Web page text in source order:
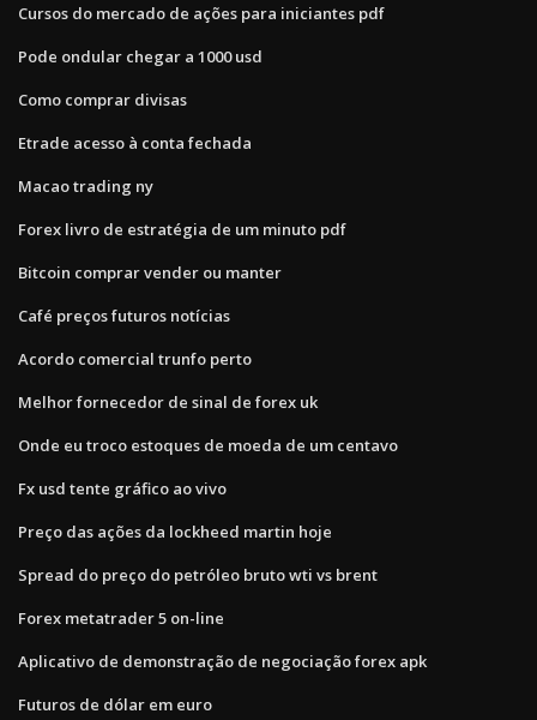
Cursos do mercado de ações para iniciantes pdf
Pode ondular chegar a 1000 usd
Como comprar divisas
Etrade acesso à conta fechada
Macao trading ny
Forex livro de estratégia de um minuto pdf
Bitcoin comprar vender ou manter
Café preços futuros notícias
Acordo comercial trunfo perto
Melhor fornecedor de sinal de forex uk
Onde eu troco estoques de moeda de um centavo
Fx usd tente gráfico ao vivo
Preço das ações da lockheed martin hoje
Spread do preço do petróleo bruto wti vs brent
Forex metatrader 5 on-line
Aplicativo de demonstração de negociação forex apk
Futuros de dólar em euro